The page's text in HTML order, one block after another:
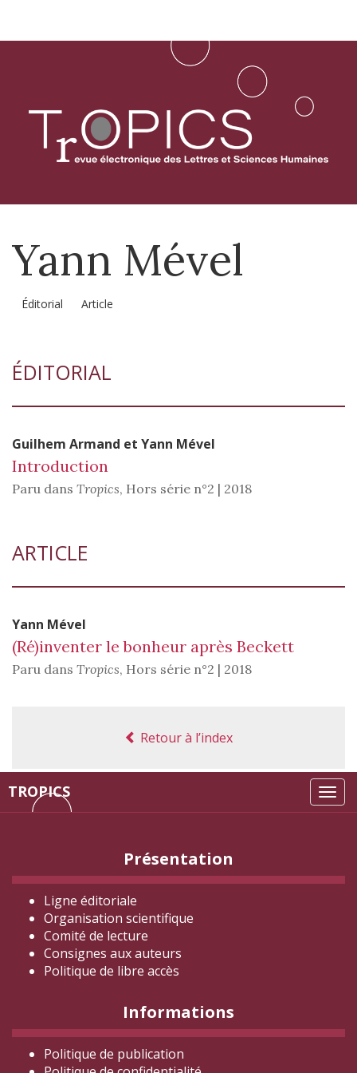
Aller
TROPICS
Yann Mével
Éditorial Article
ÉDITORIAL
Guilhem Armand et Yann Mével
Introduction
Paru dans Tropics, Hors série n°2 | 2018
ARTICLE
Yann Mével
(Ré)inventer le bonheur après Beckett
Paru dans Tropics, Hors série n°2 | 2018
Retour à l’index
Présentation
Ligne éditoriale
Organisation scientifique
Comité de lecture
Consignes aux auteurs
Politique de libre accès
Informations
Politique de publication